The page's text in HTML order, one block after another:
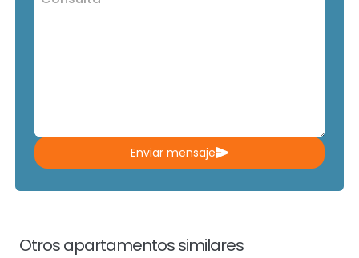
Enviar mensaje
Otros apartamentos similares